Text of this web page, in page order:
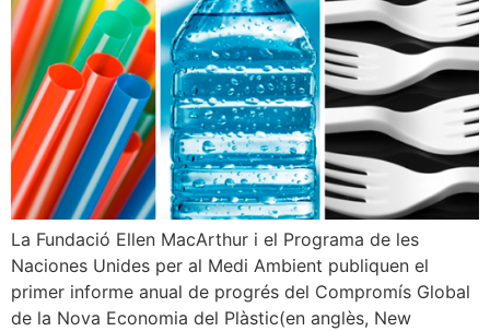
La Fundació Ellen MacArthur i el Programa de les
Naciones Unides per al Medi Ambient publiquen el
primer informe anual de progrés del Compromís Global
de la Nova Economia del Plàstic(en anglès, New